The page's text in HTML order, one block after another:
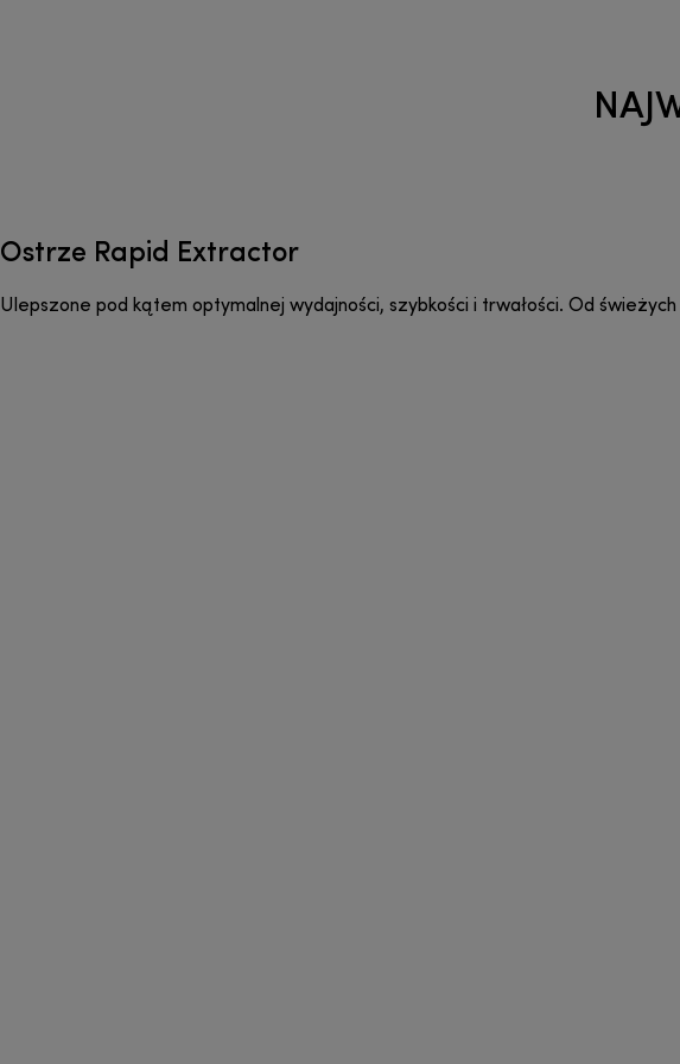
Ostrze Rapid Extractor
Ulepszone pod kątem optymalnej wydajności, szybkości i trwałości. Od